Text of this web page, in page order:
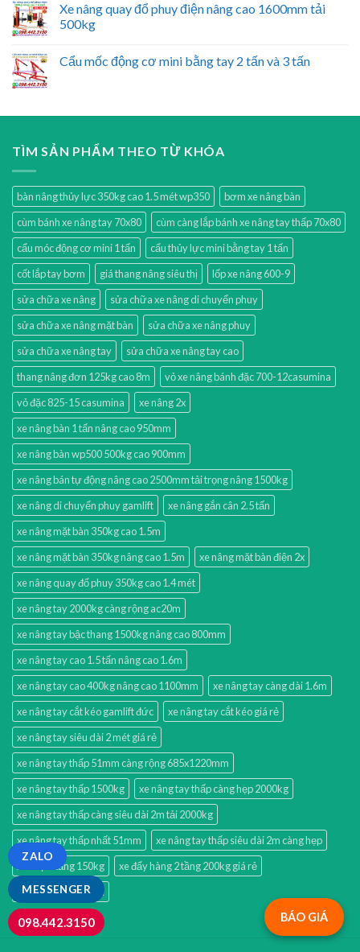
Xe nâng quay đổ phuy điện nâng cao 1600mm tải
500kg
Cẩu mốc động cơ mini bằng tay 2 tấn và 3 tấn
TÌM SẢN PHẨM THEO TỪ KHÓA
bàn nâng thủy lực 350kg cao 1.5 mét wp350
bơm xe nâng bàn
cùm bánh xe nâng tay 70x80
cùm càng lắp bánh xe nâng tay thấp 70x80
cẩu móc động cơ mini 1 tấn
cẩu thủy lực mini bằng tay 1 tấn
cốt lắp tay bơm
giá thang nâng siêu thị
lốp xe nâng 600-9
sửa chữa xe nâng
sửa chữa xe nâng di chuyển phuy
sửa chữa xe nâng mặt bàn
sửa chữa xe nâng phuy
sửa chữa xe nâng tay
sửa chữa xe nâng tay cao
thang nâng đơn 125kg cao 8m
vỏ xe nâng bánh đặc 700-12casumina
vỏ đặc 825-15 casumina
xe nâng 2x
xe nâng bàn 1 tấn nâng cao 950mm
xe nâng bàn wp500 500kg cao 900mm
xe nâng bán tự động nâng cao 2500mm tải trọng nâng 1500kg
xe nâng di chuyển phuy gamlift
xe nâng gắn cân 2.5 tấn
xe nâng mặt bàn 350kg cao 1.5m
xe nâng mặt bàn 350kg nâng cao 1.5m
xe nâng mặt bàn điện 2x
xe nâng quay đổ phuy 350kg cao 1.4 mét
xe nâng tay 2000kg càng rộng ac20m
xe nâng tay bậc thang 1500kg nâng cao 800mm
xe nâng tay cao 1.5 tấn nâng cao 1.6m
xe nâng tay cao 400kg nâng cao 1100mm
xe nâng tay càng dài 1.6m
xe nâng tay cắt kéo gamlift đức
xe nâng tay cắt kéo giá rẻ
xe nâng tay siêu dài 2 mét giá rẻ
xe nâng tay thấp 51mm càng rộng 685x1220mm
xe nâng tay thấp 1500kg
xe nâng tay thấp càng hẹp 2000kg
xe nâng tay thấp càng siêu dài 2m tải 2000kg
xe nâng tay thấp nhất 51mm
xe nâng tay thấp siêu dài 2m càng hẹp
xe đẩy 3 tầng 150kg
xe đẩy hàng 2 tầng 200kg giá rẻ
xe đẩy hàng xth130l
BÁO GIÁ
MESSENGER
ZALO
098.442.3150